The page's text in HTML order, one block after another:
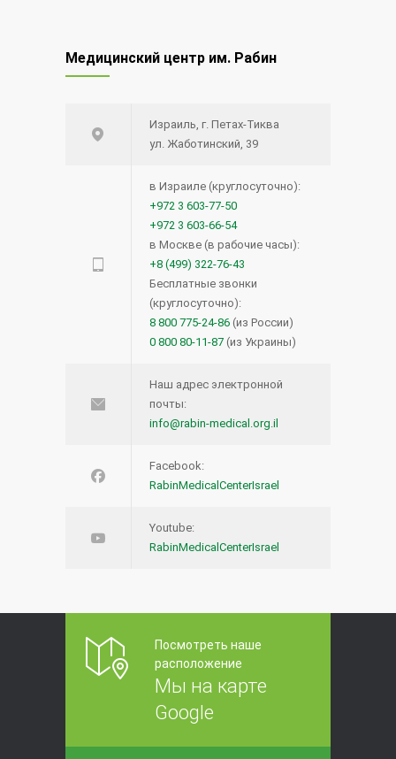
Медицинский центр им. Рабин
Израиль, г. Петах-Тиква
ул. Жаботинский, 39
в Израиле (круглосуточно):
+972 3 603-77-50
+972 3 603-66-54
в Москве (в рабочие часы):
+8 (499) 322-76-43
Бесплатные звонки
(круглосуточно):
8 800 775-24-86 (из России)
0 800 80-11-87 (из Украины)
Наш адрес электронной
почты:
info@rabin-medical.org.il
Facebook:
RabinMedicalCenterIsrael
Youtube:
RabinMedicalCenterIsrael
Посмотреть наше
расположение
Мы на карте
Google